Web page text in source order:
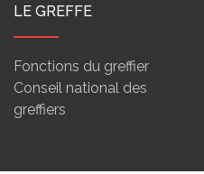
LE GREFFE
Fonctions du greffier
Conseil national des
greffiers